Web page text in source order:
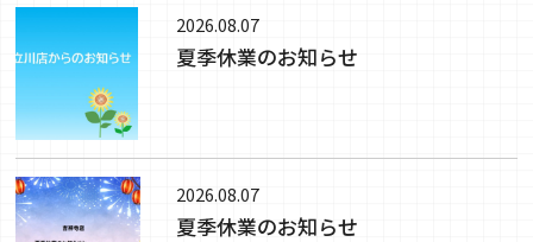
2026.08.07
夏季休業のお知らせ
2026.08.07
夏季休業のお知らせ